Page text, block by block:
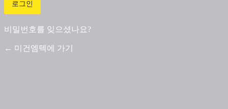
비밀번호를 잊으셨나요?
← 미건엠텍에 가기